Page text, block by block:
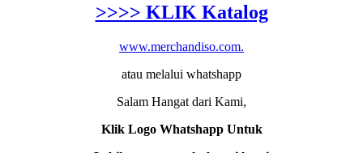
>>>> KLIK Katalog
www.merchandiso.com.
atau melalui whatshapp
Salam Hangat dari Kami,
Klik Logo Whatshapp Untuk